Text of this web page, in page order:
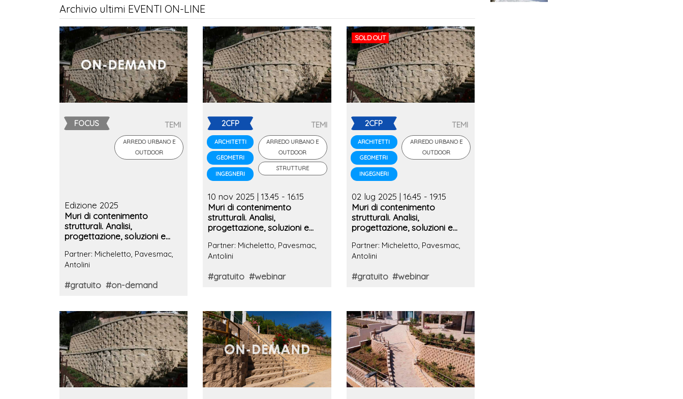
Archivio ultimi EVENTI ON-LINE
FOCUS TEMI
ARREDO URBANO E
OUTDOOR
Edizione 2025
Muri di contenimento
strutturali. Analisi,
progettazione, soluzioni e
Partner: Micheletto, Pavesmac,
Antolini
#gratuito #on-demand
2CFP
ARCHITETTI
GEOMETRI
INGEGNERI
TEMI
ARREDO URBANO E
OUTDOOR
STRUTTURE
10 nov 2025 | 13.45 - 16.15
Muri di contenimento
strutturali. Analisi,
progettazione, soluzioni e
Partner: Micheletto, Pavesmac,
Antolini
#gratuito #webinar
SOLD OUT
2CFP
ARCHITETTI
GEOMETRI
INGEGNERI
TEMI
ARREDO URBANO E
OUTDOOR
02 lug 2025 | 16.45 - 19.15
Muri di contenimento
strutturali. Analisi,
progettazione, soluzioni e
Partner: Micheletto, Pavesmac,
Antolini
#gratuito #webinar